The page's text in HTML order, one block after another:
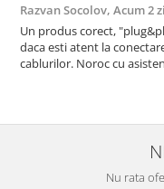
Razvan Socolov, Acum 2
Un produs corect,
daca esti atent la
cablurilor. Noroc cu
atras atentia ca nu era
cablul de video de la
Nu rata